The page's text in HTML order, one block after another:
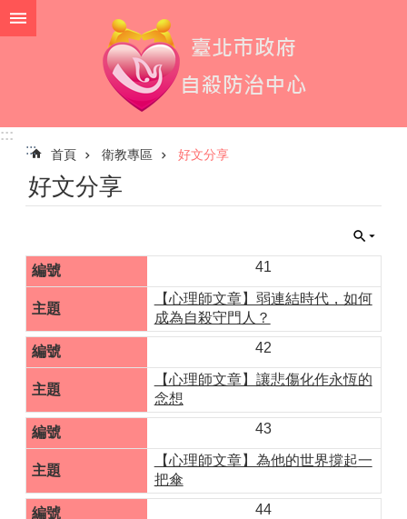
跳到主要內容區塊
:::
:::
首頁 衛教專區 好文分享
好文分享
41
【心理師文章】弱連結時代，如何
成為自殺守門人？
42
【心理師文章】讓悲傷化作永恆的
念想
43
【心理師文章】為他的世界撐起一
把傘
44